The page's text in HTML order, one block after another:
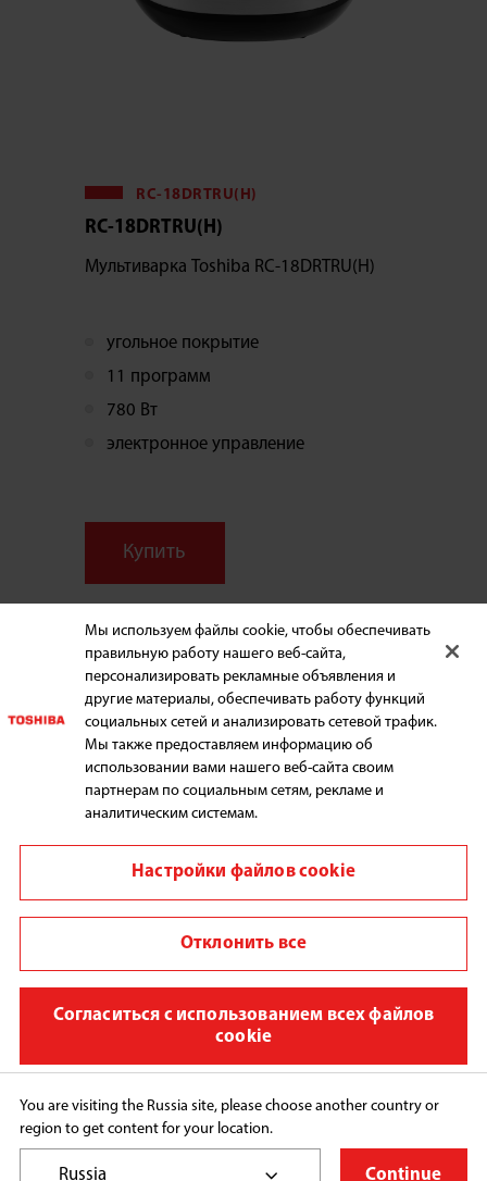
RC-18DRTRU(H)
RC-18DRTRU(H)
Мультиварка Toshiba RC-18DRTRU(H)
угольное покрытие
11 программ
780 Вт
электронное управление
Купить
БЫТОВАЯ ТЕХНИКА
Политика конфиденциальности
Cookie Preferences
Copyright © 2026 Общество с ограниченной
ответственностью «Ориент Хоусхолд Апплиансес»/
ООО «Ориент Хоусхолд Апплиансес», All Rights
Reserved.
Выбрать регион
You are visiting the Russia site, please choose another country or
region to get content for your location.
Russia Continue
Мы используем файлы cookie, чтобы обеспечивать
правильную работу нашего веб-сайта,
персонализировать рекламные объявления и
другие материалы, обеспечивать работу функций
социальных сетей и анализировать сетевой трафик.
Мы также предоставляем информацию об
использовании вами нашего веб-сайта своим
партнерам по социальным сетям, рекламе и
аналитическим системам.
Настройки файлов cookie
Отклонить все
Согласиться с использованием всех файлов
cookie